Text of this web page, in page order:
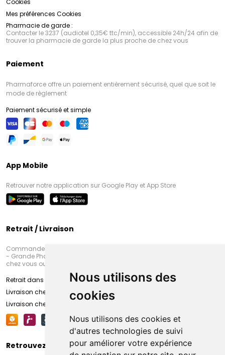
Nous utilisons des
cookies
Nous utilisons des cookies et
d'autres technologies de suivi
pour améliorer votre expérience
Mes préférences Cookies
Pharmacie de garde :
Contacter le 3237 (audiotel 0,35€ ttc/min), accessible 24h/24 afin de
trouver la pharmacie de garde la plus proche de chez vous
Paiement
Pharmaforce offre un paiement entièrement sécurisé, quel que soit le
mode de règlement
Paiement sécurisé et simple
App Mobile
Retrouver notre application sur Google Play et App Store
Retrait / Livraison
Commandez en ligne et venez chercher votre commande à Amiens
- Grande Pharmacie d’Amiens (Fachon) ou recevez-là rapidement
chez vous ou en point retrait
Retrait dans la pharmacie d’Amiens
Livraison chez vous
Livraison chez votre commerçant
Retrouvez-nous sur vos réseaux sociaux